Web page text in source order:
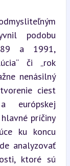
podobu
a 1991,
či „rok
nenásilný
ciest
európskej
príčiny
ku koncu
analyzovať
ktoré sú